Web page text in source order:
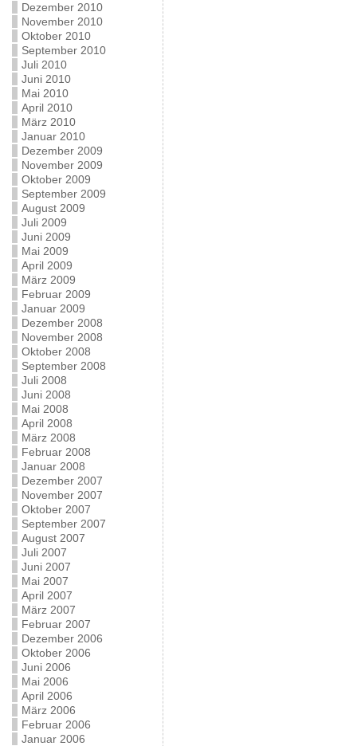
Dezember 2010
November 2010
Oktober 2010
September 2010
Juli 2010
Juni 2010
Mai 2010
April 2010
März 2010
Januar 2010
Dezember 2009
November 2009
Oktober 2009
September 2009
August 2009
Juli 2009
Juni 2009
Mai 2009
April 2009
März 2009
Februar 2009
Januar 2009
Dezember 2008
November 2008
Oktober 2008
September 2008
Juli 2008
Juni 2008
Mai 2008
April 2008
März 2008
Februar 2008
Januar 2008
Dezember 2007
November 2007
Oktober 2007
September 2007
August 2007
Juli 2007
Juni 2007
Mai 2007
April 2007
März 2007
Februar 2007
Dezember 2006
Oktober 2006
Juni 2006
Mai 2006
April 2006
März 2006
Februar 2006
Januar 2006